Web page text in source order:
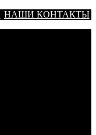
НАШИ КОНТАКТЫ